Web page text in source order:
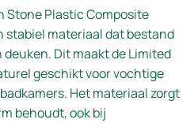
Stone Plastic Composite
stabiel materiaal dat bestand
Dit maakt de Limited
geschikt voor vochtige
Het materiaal zorgt
behoudt, ook bij